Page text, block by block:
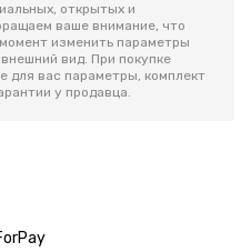
открытых и
ваше внимание, что
изменить параметры
вид. При покупке
для вас параметры, комплект
у продавца.